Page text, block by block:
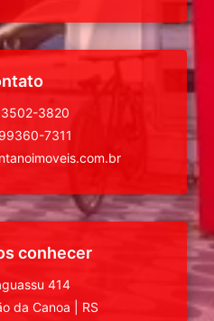
3502-3820
7311
conhecer
414
da Canoa
RS